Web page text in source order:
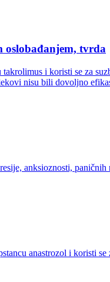
tvrda
i koristi se za
nisu bili dovoljno
anksioznosti, paničnih
anastrozol i koristi se